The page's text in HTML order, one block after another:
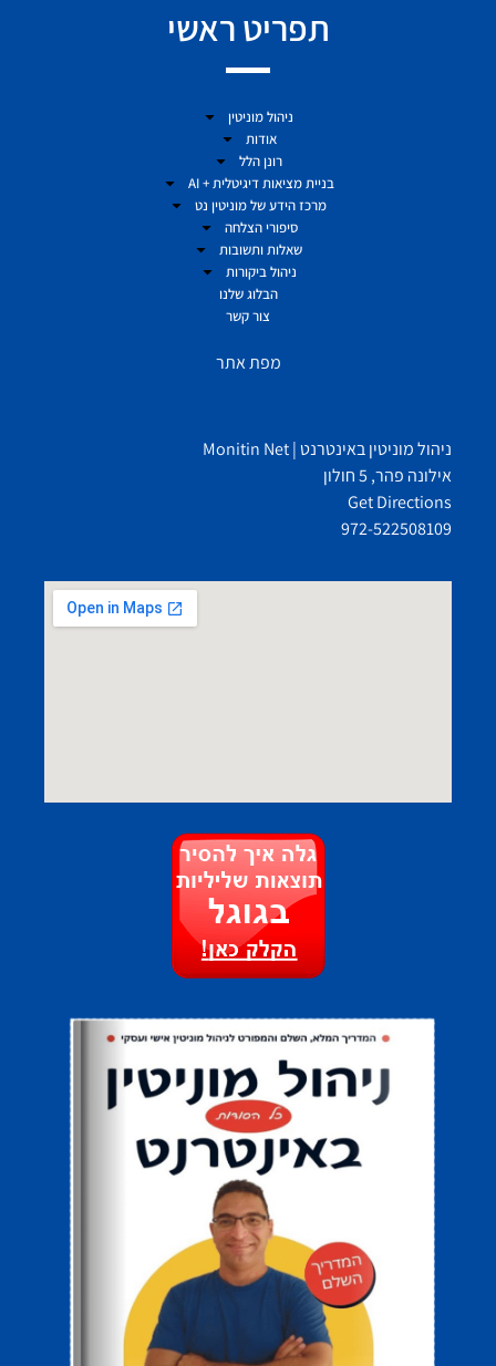
תפריט ראשי
ניהול מוניטין
אודות
רונן הלל
בניית מציאות דיגיטלית + AI
מרכז הידע של מוניטין נט
סיפורי הצלחה
שאלות ותשובות
ניהול ביקורות
הבלוג שלנו
צור קשר
מפת אתר
ניהול מוניטין באינטרנט | Monitin Net
אילונה פהר, 5 חולון
Get Directions
972-522508109